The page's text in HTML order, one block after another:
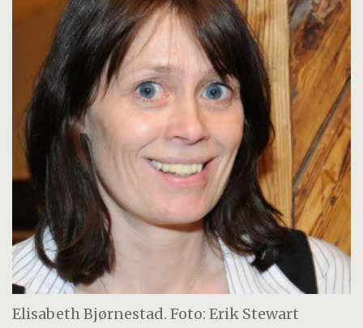
Elisabeth Bjørnestad. Foto: Erik Stewart